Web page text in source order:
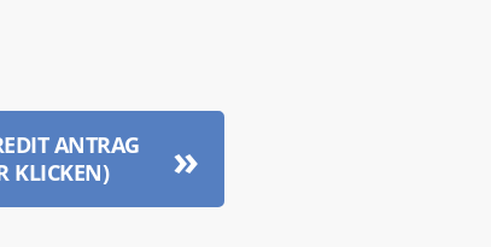
ANTRAG
KLICKEN)